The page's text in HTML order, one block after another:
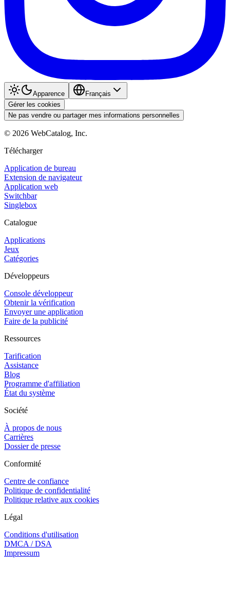
Apparence
Français
Gérer les cookies
Ne pas vendre ou partager mes informations personnelles
© 2026 WebCatalog, Inc.
Télécharger
Application de bureau
Extension de navigateur
Application web
Switchbar
Singlebox
Catalogue
Applications
Jeux
Catégories
Développeurs
Console développeur
Obtenir la vérification
Envoyer une application
Faire de la publicité
Ressources
Tarification
Assistance
Blog
Programme d'affiliation
État du système
Société
À propos de nous
Carrières
Dossier de presse
Conformité
Centre de confiance
Politique de confidentialité
Politique relative aux cookies
Légal
Conditions d'utilisation
DMCA / DSA
Impressum